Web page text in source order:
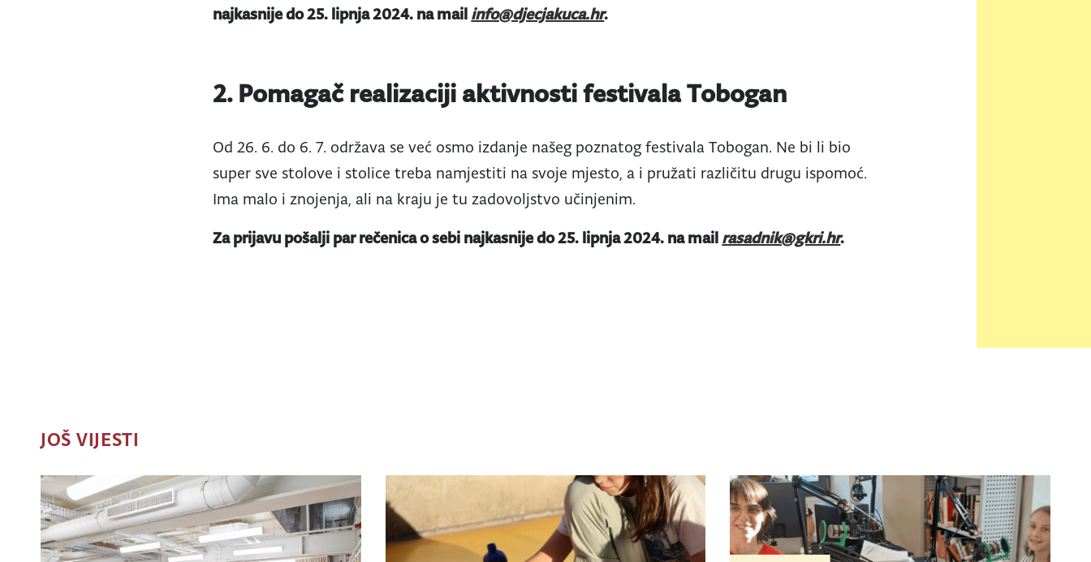
najkasnije do 25. lipnja 2024. na mail info@djecjakuca.hr.
2. Pomagač realizaciji aktivnosti festivala Tobogan
Od 26. 6. do 6. 7. održava se već osmo izdanje našeg poznatog festivala Tobogan. Ne bi li bio
super sve stolove i stolice treba namjestiti na svoje mjesto, a i pružati različitu drugu ispomoć.
Ima malo i znojenja, ali na kraju je tu zadovoljstvo učinjenim.
Za prijavu pošalji par rečenica o sebi najkasnije do 25. lipnja 2024. na mail rasadnik@gkri.hr.
JOŠ VIJESTI